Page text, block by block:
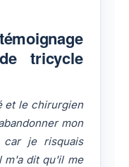
tricycle
et le chirurgien
mon
je risquais
m'a dit qu'il me